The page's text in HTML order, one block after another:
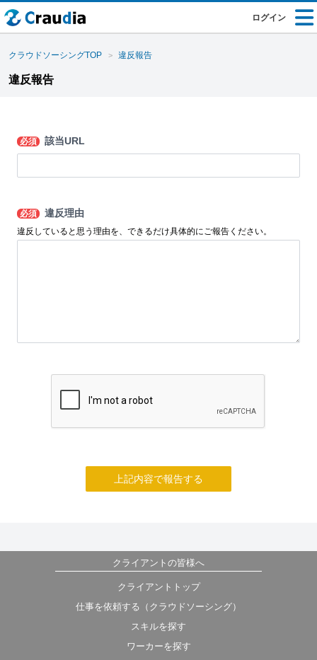
ログイン
クラウドソーシングTOP 違反報告
違反報告
必須 該当URL
必須 違反理由
違反していると思う理由を、できるだけ具体的にご報告ください。
上記内容で報告する
クライアントの皆様へ
クライアントトップ
仕事を依頼する（クラウドソーシング）
スキルを探す
ワーカーを探す